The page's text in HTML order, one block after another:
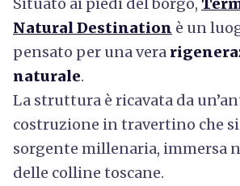
Natural Destination è un
pensato per una vera
naturale.
La struttura è ricavata da
costruzione in travertino che
sorgente millenaria, immersa
delle colline toscane.